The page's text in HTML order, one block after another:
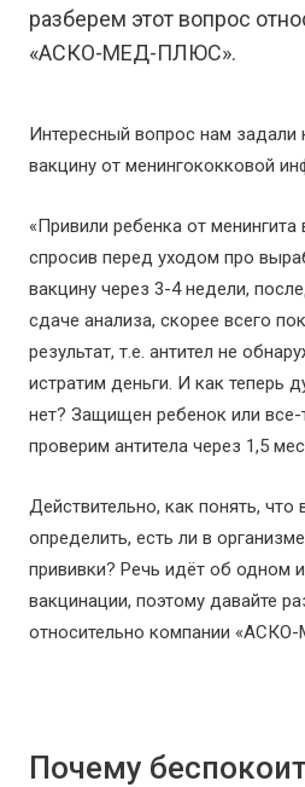
разберем этот вопрос
«АСКО-МЕД-ПЛЮС».
Интересный вопрос нам
вакцину от менингококковой
«Привили ребенка от менингита
спросив перед уходом про
вакцину через 3-4 недели,
сдаче анализа, скорее всего
результат, т.е. антител не
истратим деньги. И как теперь
нет? Защищен ребенок или все-
проверим антитела через 1,5
Действительно, как понять, что
определить, есть ли в
прививки? Речь идёт об одном
вакцинации, поэтому давайте
относительно компании
Почему